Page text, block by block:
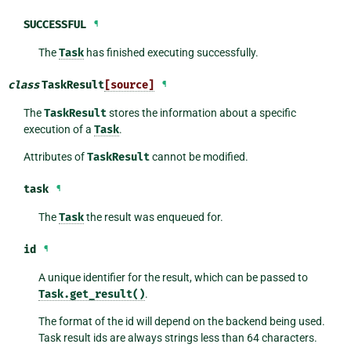
SUCCESSFUL ¶
TheTask has finished executing successfully.
classTaskResult [source] ¶
TheTaskResultstores the information about a specific
execution of a Task.
Attributes ofTaskResultcannot be modified.
task ¶
TheTaskthe result was enqueued for.
id ¶
A unique identifier for the result, which can be passed to
Task.get_result().
The format of the id will depend on the backend being used.
Task result ids are always strings less than 64 characters.